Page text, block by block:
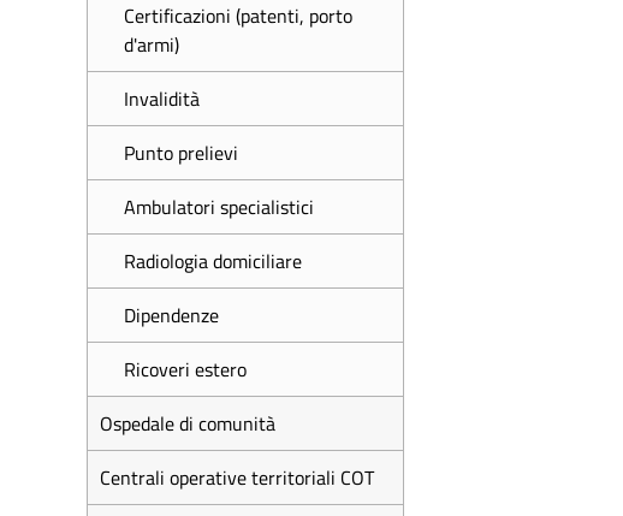
Certificazioni (patenti, porto
d'armi)
Invalidità
Punto prelievi
Ambulatori specialistici
Radiologia domiciliare
Dipendenze
Ricoveri estero
Ospedale di comunità
Centrali operative territoriali COT